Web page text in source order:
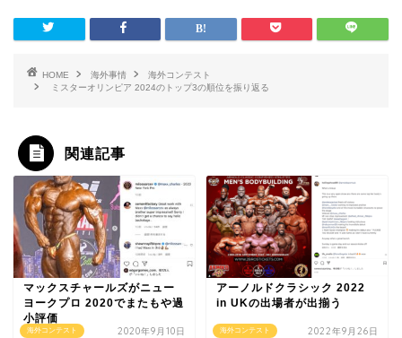
HOME 海外事情
海外コンテスト
ミスターオリンピア 2024のトップ3の順位を振り返る
関連記事
海外コンテスト
マックスチャールズがニュー
ヨークプロ 2020でまたもや過
小評価
2020年9月10日 海外コンテスト
アーノルドクラシック 2022
in UKの出場者が出揃う
2022年9月26日